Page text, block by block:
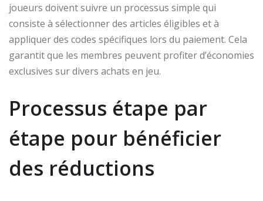
joueurs doivent suivre un processus simple qui
consiste à sélectionner des articles éligibles et à
appliquer des codes spécifiques lors du paiement. Cela
garantit que les membres peuvent profiter d’économies
exclusives sur divers achats en jeu.
Processus étape par
étape pour bénéficier
des réductions